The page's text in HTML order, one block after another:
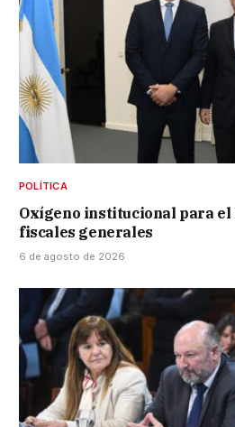
POLÍTICA
Oxígeno institucional para el
fiscales generales
6 de agosto de 2026